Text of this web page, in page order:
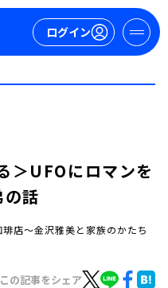
ログイン
＞UFOにロマンを
の話
店～金沢雅美と家族のかたち
この記事をシェア